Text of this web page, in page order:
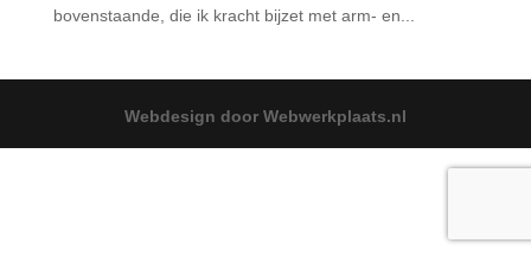
bovenstaande, die ik kracht bijzet met arm- en...
Webdesign door Webwerkplaats.nl